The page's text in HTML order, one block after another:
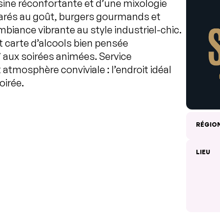
réconfortante et d’une mixologie
au goût, burgers gourmands et
vibrante au style industriel-chic.
d’alcools bien pensée
soirées animées. Service
conviviale : l’endroit idéal
LIEU